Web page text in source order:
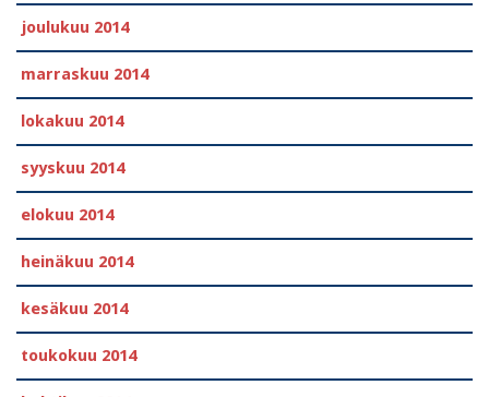
joulukuu 2014
marraskuu 2014
lokakuu 2014
syyskuu 2014
elokuu 2014
heinäkuu 2014
kesäkuu 2014
toukokuu 2014